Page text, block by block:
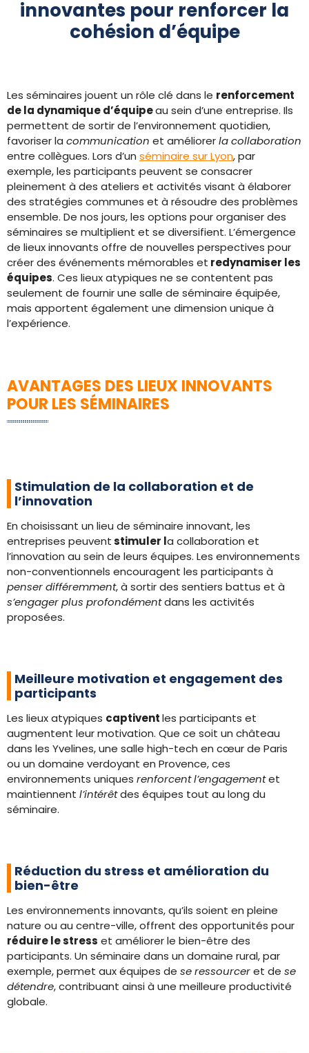
innovantes pour renforcer la
cohésion d’équipe
Les séminaires jouent un rôle clé dans le renforcement
de la dynamique d’équipeau sein d’une entreprise. Ils
permettent de sortir de l’environnement quotidien,
favoriser la communication et améliorerla collaboration
entre collègues. Lors d’un séminaire sur Lyon, par
exemple, les participants peuvent se consacrer
pleinement à des ateliers et activités visant à élaborer
des stratégies communes et à résoudre des problèmes
ensemble. De nos jours, les options pour organiser des
séminaires se multiplient et se diversifient. L’émergence
de lieux innovants offre de nouvelles perspectives pour
créer des événements mémorables et redynamiser les
équipes. Ces lieux atypiques ne se contentent pas
seulement de fournir une salle de séminaire équipée,
mais apportent également une dimension unique à
l’expérience.
AVANTAGES DES LIEUX INNOVANTS
POUR LES SÉMINAIRES
Stimulation de la collaboration et de
l’innovation
En choisissant un lieu de séminaire innovant, les
entreprises peuventstimuler la collaboration et
l’innovation au sein de leurs équipes. Les environnements
non-conventionnels encouragent les participants à
penser différemment, à sortir des sentiers battus et à
s’engager plus profondémentdans les activités
proposées.
Meilleure motivation et engagement des
participants
Les lieux atypiques captiventles participants et
augmentent leur motivation. Que ce soit un château
dans les Yvelines, une salle high-tech en cœur de Paris
ou un domaine verdoyant en Provence, ces
environnements uniques renforcent l’engagementet
maintiennent l’intérêtdes équipes tout au long du
séminaire.
Réduction du stress et amélioration du
bien-être
Les environnements innovants, qu’ils soient en pleine
nature ou au centre-ville, offrent des opportunités pour
réduire le stress et améliorer le bien-être des
participants. Un séminaire dans un domaine rural, par
exemple, permet aux équipes de se ressourceret de se
détendre, contribuant ainsi à une meilleure productivité
globale.